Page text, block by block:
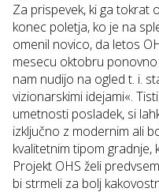
Za prispevek, ki ga tokrat
konec poletja, ko je na
omenil novico, da letos
mesecu oktobru
nam nudijo na ogled t. i.
vizionarskimi idejami«.
umetnosti posladek, si
izključno z modernim ali
kvalitetnim tipom gradnje,
Projekt OHS želi
bi strmeli za bolj